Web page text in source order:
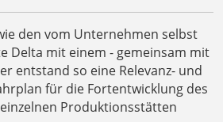
den vom Unternehmen selbst
Delta mit einem - gemeinsam mit
entstand so eine Relevanz- und
für die Fortentwicklung des
Produktionsstätten